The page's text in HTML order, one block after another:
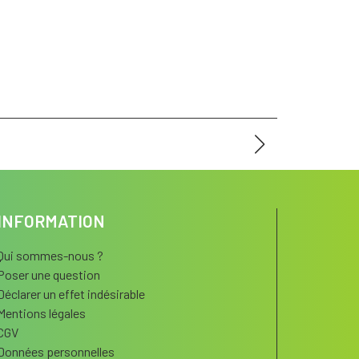
sommes-nous ?
une question
un effet indésirable
légales
personnelles